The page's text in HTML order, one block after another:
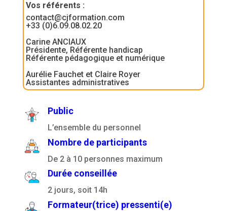
Vos référents :
contact@cjformation.com
+33 (0)6.09.08.02.20
Carine ANCIAUX
Présidente, Référente handicap
Référente pédagogique et numérique
Aurélie Fauchet et Claire Royer
Assistantes administratives
Public
L’ensemble du personnel
Nombre de participants
De 2 à 10 personnes maximum
Durée conseillée
2 jours, soit 14h
Formateur(trice) pressenti(e)